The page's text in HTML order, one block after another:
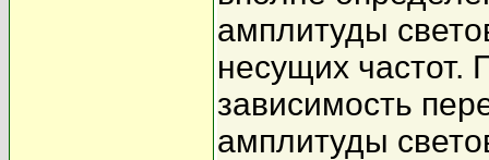
амплитуды
несущих частот.
зависимость
амплитуды